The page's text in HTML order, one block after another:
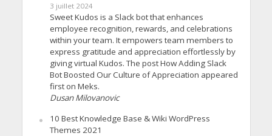
3 juillet 2024
Sweet Kudos is a Slack bot that enhances
employee recognition, rewards, and celebrations
within your team. It empowers team members to
express gratitude and appreciation effortlessly by
giving virtual Kudos. The post How Adding Slack
Bot Boosted Our Culture of Appreciation appeared
first on Meks.
Dusan Milovanovic
10 Best Knowledge Base & Wiki WordPress
Themes 2021